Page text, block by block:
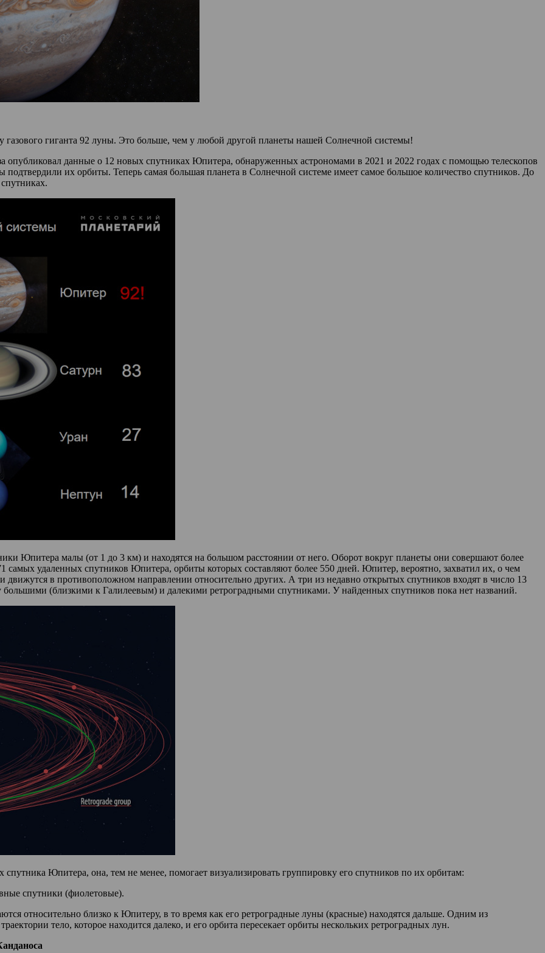
гиганта 92 луны. Это больше, чем у любой другой планеты нашей Солнечной системы!
опубликовал данные о 12 новых спутниках Юпитера, обнаруженных астрономами в 2021 и 2022 годах с помощью телескопов
их орбиты. Теперь самая большая планета в Солнечной системе имеет самое большое количество спутников. До
Юпитера малы (от 1 до 3 км) и находятся на большом расстоянии от него. Оборот вокруг планеты они совершают более
самых удаленных спутников Юпитера, орбиты которых составляют более 550 дней. Юпитер, вероятно, захватил их, о чем
движутся в противоположном направлении относительно других. А три из недавно открытых спутников входят в число 13
(близкими к Галилеевым) и далекими ретроградными спутниками. У найденных спутников пока нет названий.
Юпитера, она, тем не менее, помогает визуализировать группировку его спутников по их орбитам:
спутники (фиолетовые).
относительно близко к Юпитеру, в то время как его ретроградные луны (красные) находятся дальше. Одним из
тело, которое находится далеко, и его орбита пересекает орбиты нескольких ретроградных лун.